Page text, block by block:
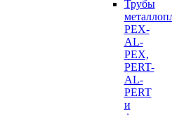
Трубы
PEX-
AL-
PEX,
PERT-
AL-
PERT
и